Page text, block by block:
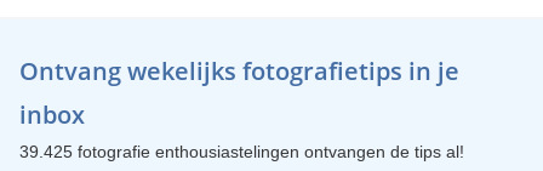
Ontvang wekelijks fotografietips in je
inbox
39.425 fotografie enthousiastelingen ontvangen de tips al!